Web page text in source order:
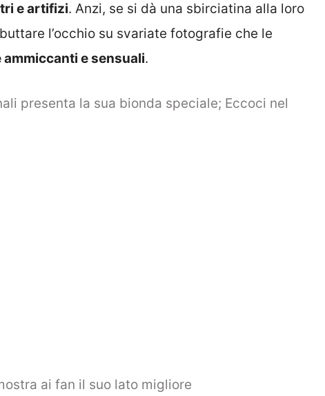
e artifizi. Anzi, se si dà una sbirciatina alla loro
l’occhio su svariate fotografie che le
e sensuali.
presenta la sua bionda speciale; Eccoci nel
ai fan il suo lato migliore